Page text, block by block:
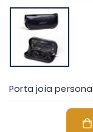
Porta joia